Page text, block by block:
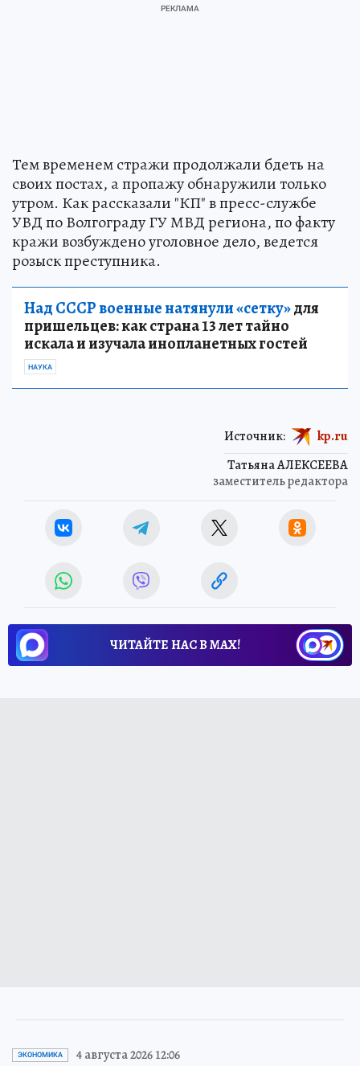
Тем временем стражи продолжали бдеть на
своих постах, а пропажу обнаружили только
утром. Как рассказали "КП" в пресс-службе
УВД по Волгограду ГУ МВД региона, по факту
кражи возбуждено уголовное дело, ведется
розыск преступника.
Над СССР военные натянули «сетку»для
пришельцев: как страна 13 лет тайно
искала и изучала инопланетных гостей
НАУКА
Татьяна АЛЕКСЕЕВА
заместитель редактора
Источник: kp.ru
ЧИТАЙТЕ НАС В МАХ!
ЭКОНОМИКА 4 августа 2026 12:06